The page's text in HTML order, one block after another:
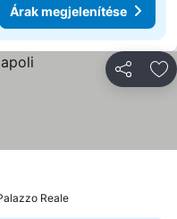
Árak megjelenítése
Reale